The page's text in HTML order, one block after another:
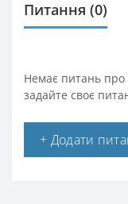
Питання (0)
Немає питань про
задайте своє
+ Додати